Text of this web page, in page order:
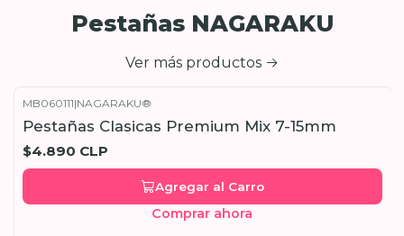
Pestañas NAGARAKU
Ver más productos
MB060111|NAGARAKU®
Pestañas Clasicas Premium Mix 7-15mm
$4.890 CLP
Agregar al Carro
Comprar ahora